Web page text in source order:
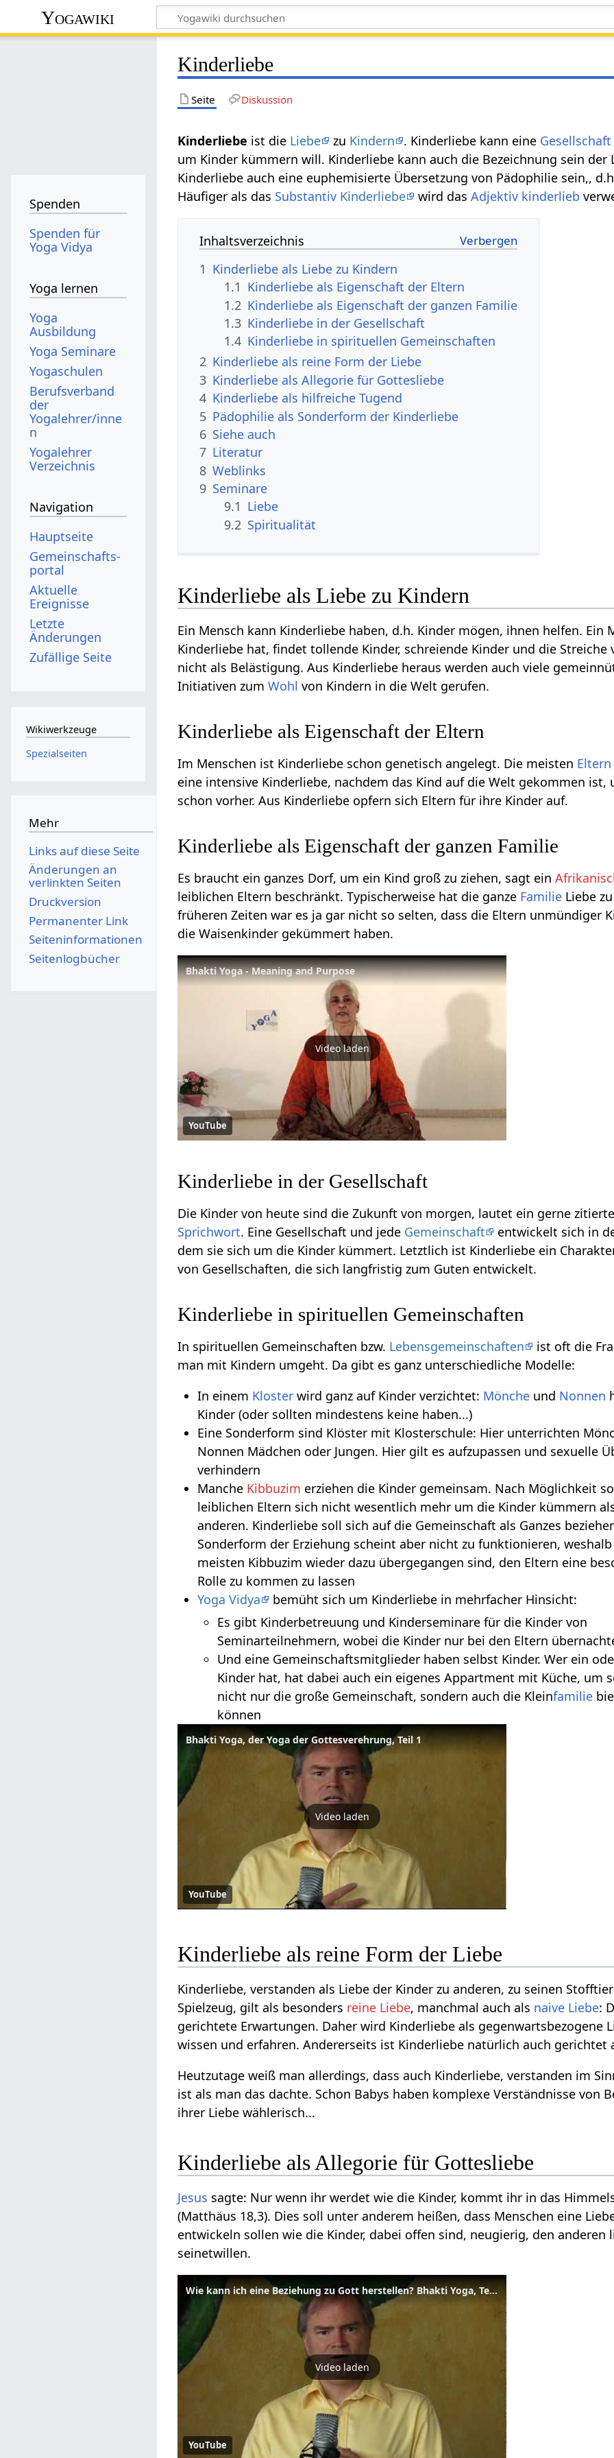
Yogawiki
Kinderliebe
Seite Diskussion
Kinderliebe ist die Liebe zu Kindern . Kinderliebe kann eine Gesellschaft
um Kinder kümmern will. Kinderliebe kann auch die Bezeichnung sein
Kinderliebe auch eine euphemisierte Übersetzung von Pädophilie sein,,
Häufiger als das Substantiv Kinderliebe wird dasAdjektiv kinderlieb
Inhaltsverzeichnis
1 Kinderliebe als Liebe zu Kindern
1.1 Kinderliebe als Eigenschaft der Eltern
1.2 Kinderliebe als Eigenschaft der ganzen Familie
1.3 Kinderliebe in der Gesellschaft
1.4 Kinderliebe in spirituellen Gemeinschaften
2 Kinderliebe als reine Form der Liebe
3 Kinderliebe als Allegorie für Gottesliebe
4 Kinderliebe als hilfreiche Tugend
5 Pädophilie als Sonderform der Kinderliebe
6 Siehe auch
7 Literatur
8 Weblinks
9 Seminare
9.1 Liebe
9.2 Spiritualität
Kinderliebe als Liebe zu Kindern
Ein Mensch kann Kinderliebe haben, d.h. Kinder mögen, ihnen helfen. Ein
Kinderliebe hat, findet tollende Kinder, schreiende Kinder und die Streiche
nicht als Belästigung. Aus Kinderliebe heraus werden auch viele
Initiativen zumWohl von Kindern in die Welt gerufen.
Kinderliebe als Eigenschaft der Eltern
Im Menschen ist Kinderliebe schon genetisch angelegt. Die meisten Eltern
eine intensive Kinderliebe, nachdem das Kind auf die Welt gekommen ist,
schon vorher. Aus Kinderliebe opfern sich Eltern für ihre Kinder auf.
Kinderliebe als Eigenschaft der ganzen Familie
Es braucht ein ganzes Dorf, um ein Kind groß zu ziehen, sagt ein
leiblichen Eltern beschränkt. Typischerweise hat die ganze Familie Liebe
früheren Zeiten war es ja gar nicht so selten, dass die Eltern unmündiger
die Waisenkinder gekümmert haben.
Bhakti Yoga - Meaning and Purpose
Video laden
YouTube
Kinderliebe in der Gesellschaft
Die Kinder von heute sind die Zukunft von morgen, lautet ein gerne
Sprichwort. Eine Gesellschaft und jede Gemeinschaft
entwickelt sich in
dem sie sich um die Kinder kümmert. Letztlich ist Kinderliebe ein
von Gesellschaften, die sich langfristig zum Guten entwickelt.
Kinderliebe in spirituellen Gemeinschaften
In spirituellen Gemeinschaften bzw. Lebensgemeinschaften
ist oft die
man mit Kindern umgeht. Da gibt es ganz unterschiedliche Modelle:
In einem Kloster wird ganz auf Kinder verzichtet: Mönche und Nonnen
Kinder (oder sollten mindestens keine haben...)
Eine Sonderform sind Klöster mit Klosterschule: Hier unterrichten
Nonnen Mädchen oder Jungen. Hier gilt es aufzupassen und sexuelle
verhindern
Manche Kibbuzim erziehen die Kinder gemeinsam. Nach Möglichkeit
leiblichen Eltern sich nicht wesentlich mehr um die Kinder kümmern
anderen. Kinderliebe soll sich auf die Gemeinschaft als Ganzes
Sonderform der Erziehung scheint aber nicht zu funktionieren,
meisten Kibbuzim wieder dazu übergegangen sind, den Eltern eine
Rolle zu kommen zu lassen
Yoga Vidya
bemüht sich um Kinderliebe in mehrfacher Hinsicht:
Es gibt Kinderbetreuung und Kinderseminare für die Kinder von
Seminarteilnehmern, wobei die Kinder nur bei den Eltern
Und eine Gemeinschaftsmitglieder haben selbst Kinder. Wer ein
Kinder hat, hat dabei auch ein eigenes Appartment mit Küche, um
nicht nur die große Gemeinschaft, sondern auch die Kleinfamilie
können
Bhakti Yoga, der Yoga der Gottesverehrung, Teil 1
Video laden
YouTube
Kinderliebe als reine Form der Liebe
Kinderliebe, verstanden als Liebe der Kinder zu anderen, zu seinen
Spielzeug, gilt als besonders reine Liebe, manchmal auch als naive Liebe:
gerichtete Erwartungen. Daher wird Kinderliebe als gegenwartsbezogene
wissen und erfahren. Andererseits ist Kinderliebe natürlich auch
Heutzutage weiß man allerdings, dass auch Kinderliebe, verstanden im
ist als man das dachte. Schon Babys haben komplexe Verständnisse von
ihrer Liebe wählerisch...
Kinderliebe als Allegorie für Gottesliebe
Jesus sagte: Nur wenn ihr werdet wie die Kinder, kommt ihr in das
(Matthäus 18,3). Dies soll unter anderem heißen, dass Menschen eine
entwickeln sollen wie die Kinder, dabei offen sind, neugierig, den anderen
seinetwillen.
Wie kann ich eine Beziehung zu Gott herstellen? Bhakti Yoga, Teil 2
Video laden
YouTube
Spenden
Spenden für
Yoga Vidya
Yoga lernen
Yoga
Ausbildung
Yoga Seminare
Yogaschulen
Berufsverband
der
Yogalehrer/inne
n
Yogalehrer
Verzeichnis
Navigation
Hauptseite
Gemeinschafts­
portal
Aktuelle
Ereignisse
Letzte
Änderungen
Zufällige Seite
Wikiwerkzeuge
Spezialseiten
Mehr
Links auf diese Seite
Änderungen an
verlinkten Seiten
Druckversion
Permanenter Link
Seiten­­informationen
Seitenlogbücher